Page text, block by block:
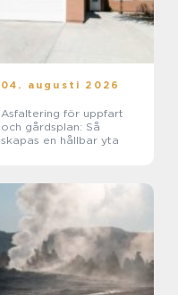
04. augusti 2026
Asfaltering för uppfart
och gårdsplan: Så
skapas en hållbar yta